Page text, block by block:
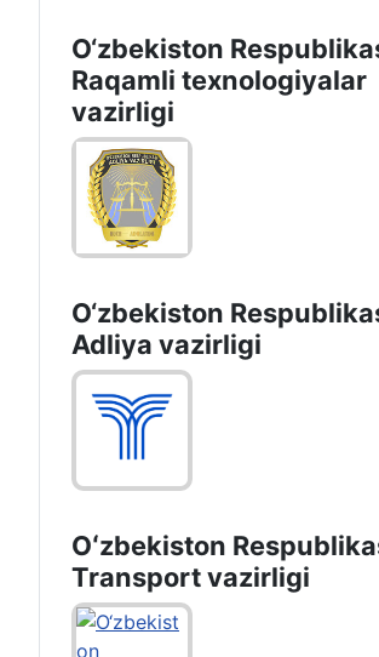
O‘zbekiston
Raqamli texnologiyalar
vazirligi
O‘zbekiston
Adliya vazirligi
Oʻzbekiston
Transport vazirligi